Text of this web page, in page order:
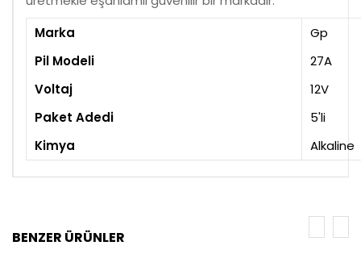
Marka
Gp
Pil Modeli
27A
Voltaj
12V
Paket Adedi
5'li
Kimya
Alkaline
BENZER ÜRÜNLER